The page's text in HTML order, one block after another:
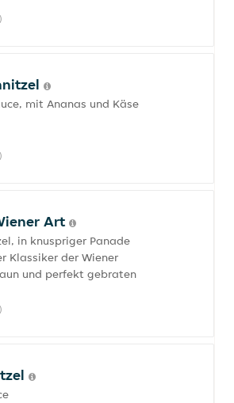
mit Ananas und Käse
Art
in knuspriger Panade
Klassiker der Wiener
und perfekt gebraten